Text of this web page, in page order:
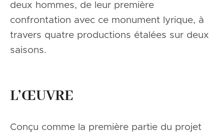
deux hommes, de leur première
confrontation avec ce monument lyrique, à
travers quatre productions étalées sur deux
saisons.
L’ŒUVRE
Conçu comme la première partie du projet